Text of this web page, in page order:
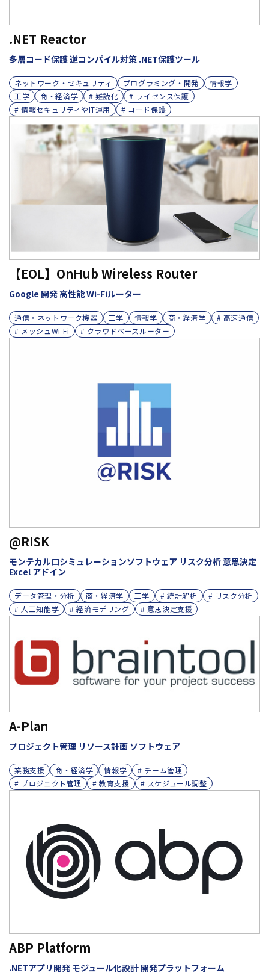
.NET Reactor
多層コード保護 逆コンパイル対策 .NET保護ツール
ネットワーク・セキュリティ プログラミング・開発
情報学
工学
商・経済学 # 難読化
# ライセンス保護
# 情報セキュリティやIT運用
# コード保護
【EOL】OnHub Wireless Router
Google 開発 高性能 Wi-Fiルーター
通信・ネットワーク機器 工学 情報学 商・経済学
# 高速通信
# メッシュWi-Fi
# クラウドベースルーター
@RISK
モンテカルロシミュレーションソフトウェア リスク分析 意思決定
Excel アドイン
データ管理・分析 商・経済学 工学 # 統計解析
# リスク分析
# 人工知能学
# 経済モデリング # 意思決定支援
A-Plan
プロジェクト管理 リソース計画 ソフトウェア
業務支援 商・経済学 情報学
# チーム管理
# プロジェクト管理
# 教育支援 # スケジュール調整
ABP Platform
.NETアプリ開発 モジュール化設計 開発プラットフォーム